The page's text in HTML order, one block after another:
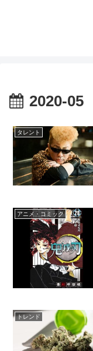
2020-05
タレント
アニメ・コミック
トレンド